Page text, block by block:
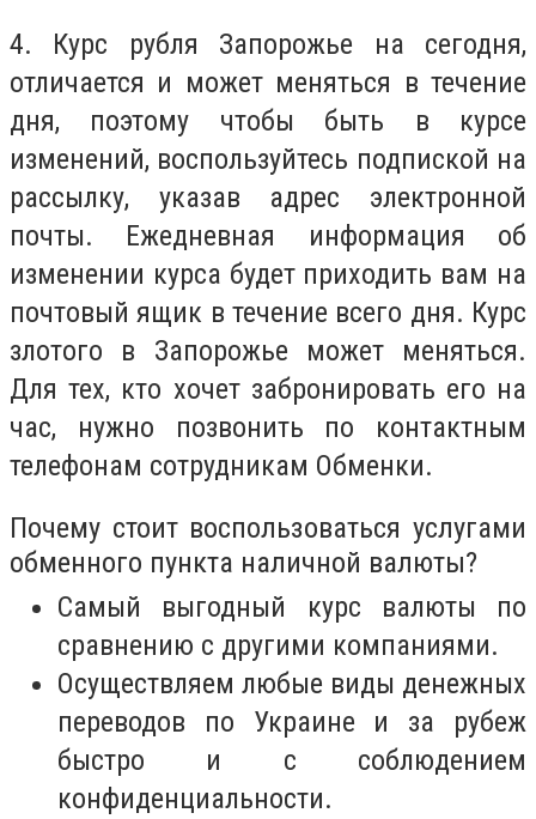
4. Курс рубля Запорожье на сегодня,
отличается и может меняться в течение
дня, поэтому чтобы быть в курсе
изменений, воспользуйтесь подпиской на
рассылку, указав адрес электронной
почты. Ежедневная информация об
изменении курса будет приходить вам на
почтовый ящик в течение всего дня. Курс
злотого в Запорожье может меняться.
Для тех, кто хочет забронировать его на
час, нужно позвонить по контактным
телефонам сотрудникам Обменки.
Почему стоит воспользоваться услугами
обменного пункта наличной валюты?
Самый выгодный курс валюты по
сравнению с другими компаниями.
Осуществляем любые виды денежных
переводов по Украине и за рубеж
быстро и с соблюдением
конфиденциальности.